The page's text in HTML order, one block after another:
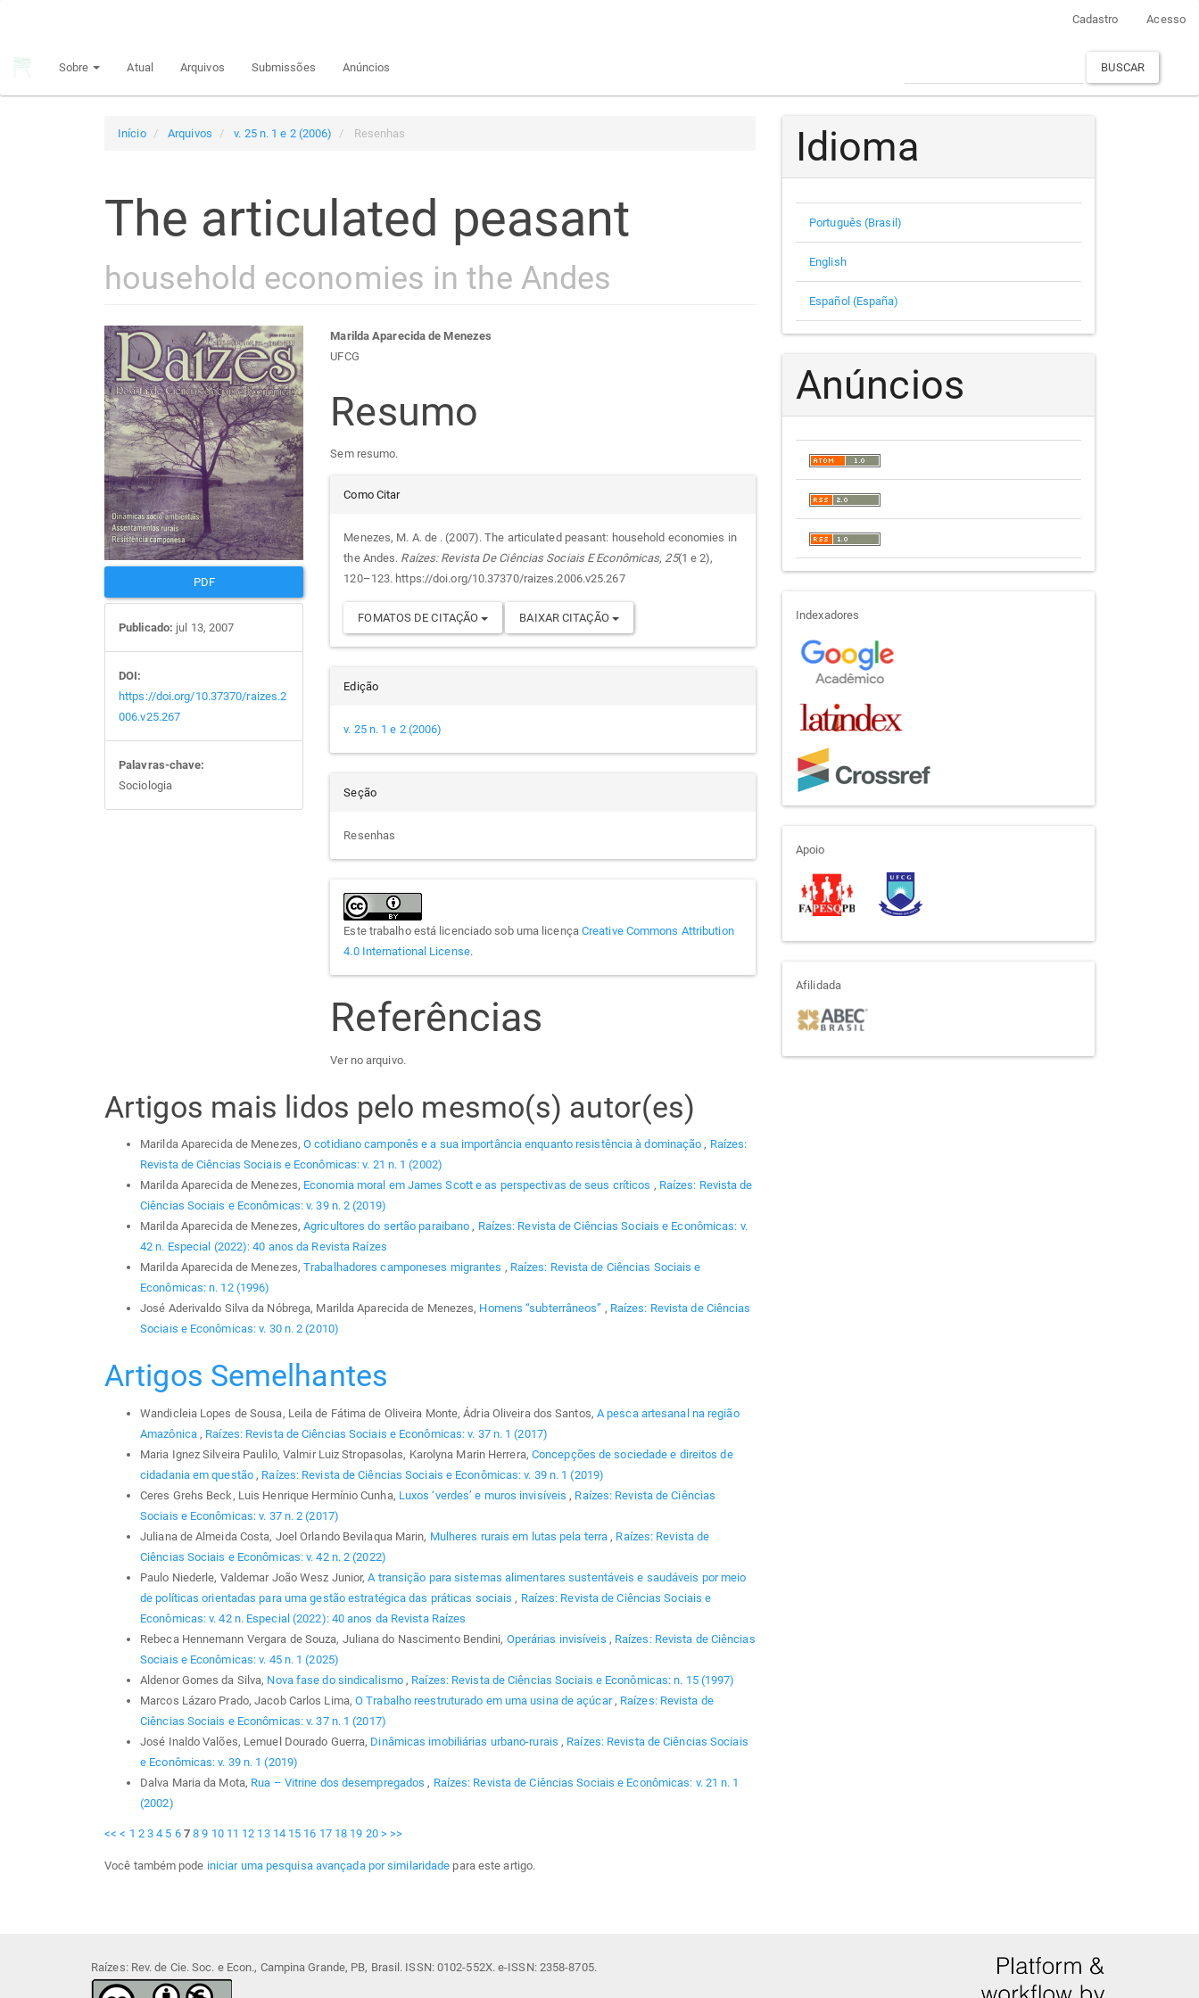
principal
Cadastro Acesso
Sobre Atual Arquivos Submissões Anúncios BUSCAR
Início Arquivos v. 25 n. 1 e 2 (2006) Resenhas
The articulated peasant
household economies in the Andes
Barra
lateral
de
artigos
PDF
Publicado: jul 13, 2007
DOI:
https://doi.org/10.37370/raizes.2
006.v25.267
Palavras-chave:
Sociologia
Conteúdo
do
artigo
principal
Marilda Aparecida de Menezes
UFCG
Resumo
Sem resumo.
Detalhes
do
artigo
Como Citar
Menezes, M. A. de . (2007). The articulated peasant: household economies in
the Andes. Raízes: Revista De Ciências Sociais E Econômicas, 25(1 e 2),
120–123. https://doi.org/10.37370/raizes.2006.v25.267
FOMATOS DE CITAÇÃO BAIXAR CITAÇÃO
Edição
v. 25 n. 1 e 2 (2006)
Seção
Resenhas
Este trabalho está licenciado sob uma licença Creative Commons Attribution
4.0 International License.
Referências
Ver no arquivo.
Artigos mais lidos pelo mesmo(s) autor(es)
Marilda Aparecida de Menezes,O cotidiano camponês e a sua importância enquanto resistência à dominação, Raízes:
Revista de Ciências Sociais e Econômicas: v. 21 n. 1 (2002)
Marilda Aparecida de Menezes, Economia moral em James Scott e as perspectivas de seus críticos , Raízes: Revista de
Ciências Sociais e Econômicas: v. 39 n. 2 (2019)
Marilda Aparecida de Menezes,Agricultores do sertão paraibano, Raízes: Revista de Ciências Sociais e Econômicas: v.
42 n. Especial (2022): 40 anos da Revista Raízes
Marilda Aparecida de Menezes,Trabalhadores camponeses migrantes , Raízes: Revista de Ciências Sociais e
Econômicas: n. 12 (1996)
José Aderivaldo Silva da Nóbrega, Marilda Aparecida de Menezes, Homens “subterrâneos” , Raízes: Revista de Ciências
Sociais e Econômicas: v. 30 n. 2 (2010)
Artigos Semelhantes
Wandicleia Lopes de Sousa, Leila de Fátima de Oliveira Monte, Ádria Oliveira dos Santos, A pesca artesanal na região
Amazônica , Raízes: Revista de Ciências Sociais e Econômicas: v. 37 n. 1 (2017)
Maria Ignez Silveira Paulilo, Valmir Luiz Stropasolas, Karolyna Marin Herrera, Concepções de sociedade e direitos de
cidadania em questão , Raízes: Revista de Ciências Sociais e Econômicas: v. 39 n. 1 (2019)
Ceres Grehs Beck, Luis Henrique Hermínio Cunha, Luxos ‘verdes’ e muros invisíveis , Raízes: Revista de Ciências
Sociais e Econômicas: v. 37 n. 2 (2017)
Juliana de Almeida Costa, Joel Orlando Bevilaqua Marin, Mulheres rurais em lutas pela terra , Raízes: Revista de
Ciências Sociais e Econômicas: v. 42 n. 2 (2022)
Paulo Niederle, Valdemar João Wesz Junior,A transição para sistemas alimentares sustentáveis e saudáveis por meio
de políticas orientadas para uma gestão estratégica das práticas sociais , Raízes: Revista de Ciências Sociais e
Econômicas: v. 42 n. Especial (2022): 40 anos da Revista Raízes
Rebeca Hennemann Vergara de Souza, Juliana do Nascimento Bendini, Operárias invisíveis , Raízes: Revista de Ciências
Sociais e Econômicas: v. 45 n. 1 (2025)
Aldenor Gomes da Silva, Nova fase do sindicalismo , Raízes: Revista de Ciências Sociais e Econômicas: n. 15 (1997)
Marcos Lázaro Prado, Jacob Carlos Lima,O Trabalho reestruturado em uma usina de açúcar , Raízes: Revista de
Ciências Sociais e Econômicas: v. 37 n. 1 (2017)
José Inaldo Valões, Lemuel Dourado Guerra, Dinâmicas imobiliárias urbano-rurais , Raízes: Revista de Ciências Sociais
e Econômicas: v. 39 n. 1 (2019)
Dalva Maria da Mota, Rua – Vitrine dos desempregados , Raízes: Revista de Ciências Sociais e Econômicas: v. 21 n. 1
(2002)
<< < 1 2 3 4 5 6 7 8 9 10 11 12 13 14 15 16 17 18 19 20 > >>
Você também pode iniciar uma pesquisa avançada por similaridade para este artigo.
Idioma
Português (Brasil)
English
Español (España)
Anúncios
indexadores
Indexadores
apoio
Apoio
afiliada
Afilidada
Raízes: Rev. de Cie. Soc. e Econ., Campina Grande, PB, Brasil. ISSN: 0102-552X. e-ISSN: 2358-8705.